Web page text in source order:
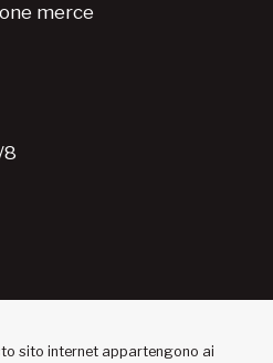
merce
8
sito internet appartengono ai